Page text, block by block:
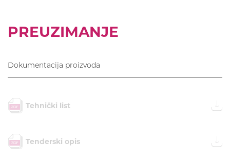
PREUZIMANJE
Dokumentacija proizvoda
Tehnički list
Tenderski opis